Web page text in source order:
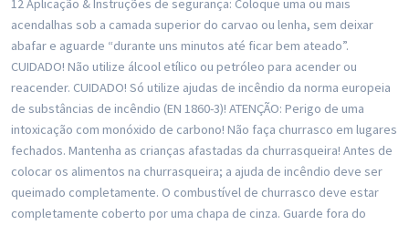
12 Aplicação & Instruções de segurança: Coloque uma ou mais
acendalhas sob a camada superior do carvao ou lenha, sem deixar
abafar e aguarde “durante uns minutos até ficar bem ateado”.
CUIDADO! Não utilize álcool etílico ou petróleo para acender ou
reacender. CUIDADO! Só utilize ajudas de incêndio da norma europeia
de substâncias de incêndio (EN 1860-3)! ATENÇÃO: Perigo de uma
intoxicação com monóxido de carbono! Não faça churrasco em lugares
fechados. Mantenha as crianças afastadas da churrasqueira! Antes de
colocar os alimentos na churrasqueira; a ajuda de incêndio deve ser
queimado completamente. O combustível de churrasco deve estar
completamente coberto por uma chapa de cinza. Guarde fora do